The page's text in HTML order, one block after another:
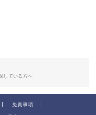
している方へ
免責事項